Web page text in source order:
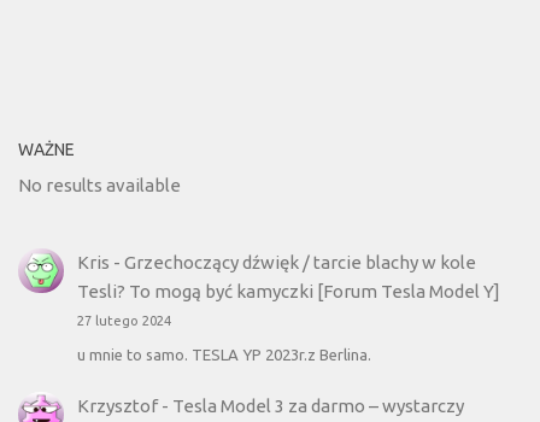
WAŻNE
No results available
Kris - Grzechoczący dźwięk / tarcie blachy w kole
Tesli? To mogą być kamyczki [Forum Tesla Model Y]
27 lutego 2024
u mnie to samo. TESLA YP 2023r.z Berlina.
Krzysztof- Tesla Model 3 za darmo – wystarczy